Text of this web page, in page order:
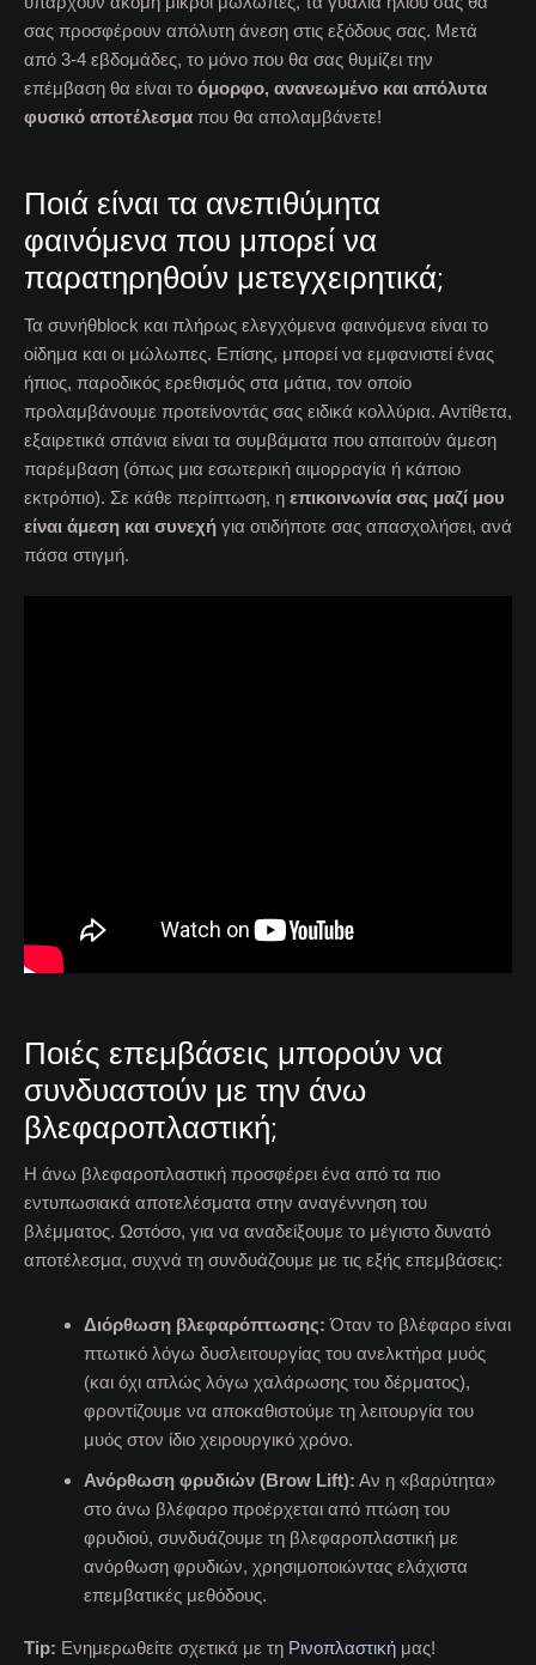
σας προσφέρουν απόλυτη άνεση στις εξόδους σας. Μετά
από 3-4 εβδομάδες, το μόνο που θα σας θυμίζει την
επέμβαση θα είναι το όμορφο, ανανεωμένο και απόλυτα
φυσικό αποτέλεσμα που θα απολαμβάνετε!
Ποιά είναι τα ανεπιθύμητα
φαινόμενα που μπορεί να
παρατηρηθούν μετεγχειρητικά;
Τα συνήθblock και πλήρως ελεγχόμενα φαινόμενα είναι το
οίδημα και οι μώλωπες. Επίσης, μπορεί να εμφανιστεί ένας
ήπιος, παροδικός ερεθισμός στα μάτια, τον οποίο
προλαμβάνουμε προτείνοντάς σας ειδικά κολλύρια. Αντίθετα,
εξαιρετικά σπάνια είναι τα συμβάματα που απαιτούν άμεση
παρέμβαση (όπως μια εσωτερική αιμορραγία ή κάποιο
εκτρόπιο). Σε κάθε περίπτωση, η επικοινωνία σας μαζί μου
είναι άμεση και συνεχή για οτιδήποτε σας απασχολήσει, ανά
πάσα στιγμή.
Ποιές επεμβάσεις μπορούν να
συνδυαστούν με την άνω
βλεφαροπλαστική;
Η άνω βλεφαροπλαστική προσφέρει ένα από τα πιο
εντυπωσιακά αποτελέσματα στην αναγέννηση του
βλέμματος. Ωστόσο, για να αναδείξουμε το μέγιστο δυνατό
αποτέλεσμα, συχνά τη συνδυάζουμε με τις εξής επεμβάσεις:
Διόρθωση βλεφαρόπτωσης: Όταν το βλέφαρο είναι
πτωτικό λόγω δυσλειτουργίας του ανελκτήρα μυός
(και όχι απλώς λόγω χαλάρωσης του δέρματος),
φροντίζουμε να αποκαθιστούμε τη λειτουργία του
μυός στον ίδιο χειρουργικό χρόνο.
Ανόρθωση φρυδιών (Brow Lift): Αν η «βαρύτητα»
στο άνω βλέφαρο προέρχεται από πτώση του
φρυδιού, συνδυάζουμε τη βλεφαροπλαστική με
ανόρθωση φρυδιών, χρησιμοποιώντας ελάχιστα
επεμβατικές μεθόδους.
Tip: Ενημερωθείτε σχετικά με τη Ρινοπλαστική μας!